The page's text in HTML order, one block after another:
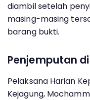
diambil setelah
masing-masing
barang bukti.
Penjemputan
Pelaksana Harian
Kejagung,